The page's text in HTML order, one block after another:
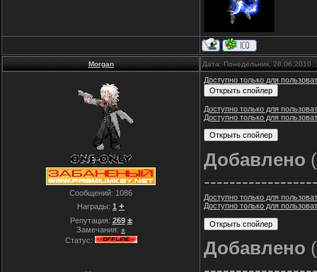
Morgan Дата: Понедельник,
Сообщений: 1086
Награды: 1 +
Репутация: 269 ±
Замечания: ±
Статус:
Доступно только для
Доступно только для
Доступно только для
Добавлено
Доступно только для
Доступно только для
Добавлено